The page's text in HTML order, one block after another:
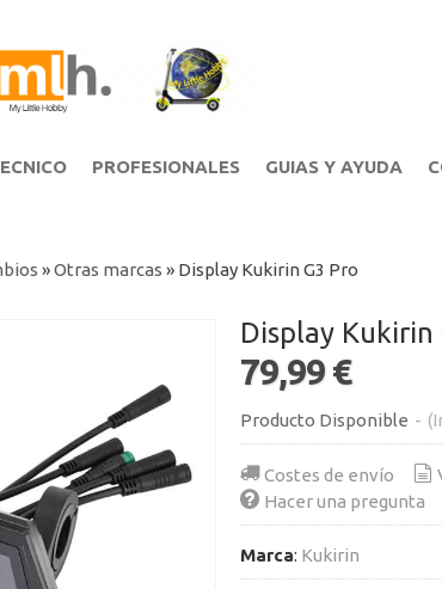
PROFESIONALES GUIAS Y AYUDA
»Otras marcas » Display Kukirin G3 Pro
Display Kukirin
79,99 €
Producto Disponible -
Costes de envío
Hacer una pregunta
Marca: Kukirin